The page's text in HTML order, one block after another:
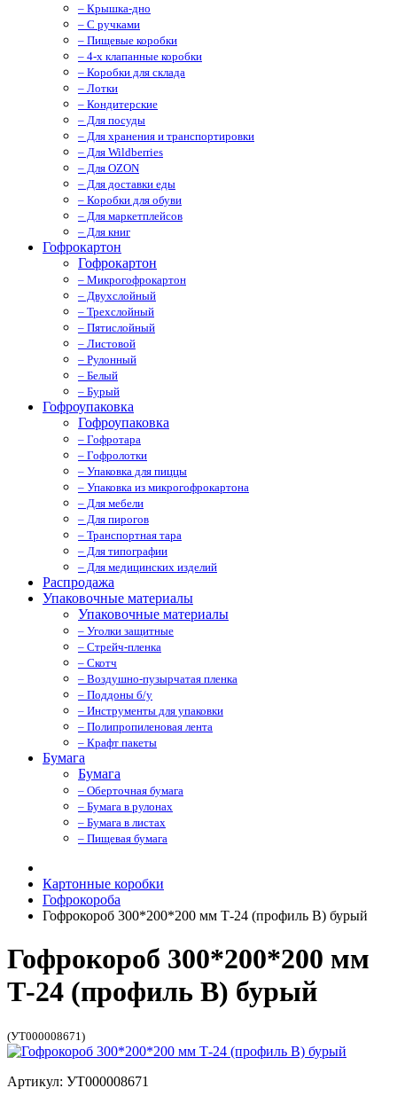
– Крышка-дно
– С ручками
– Пищевые коробки
– 4-х клапанные коробки
– Коробки для склада
– Лотки
– Кондитерские
– Для посуды
– Для хранения и транспортировки
– Для Wildberries
– Для OZON
– Для доставки еды
– Коробки для обуви
– Для маркетплейсов
– Для книг
Гофрокартон
Гофрокартон
– Микрогофрокартон
– Двухслойный
– Трехслойный
– Пятислойный
– Листовой
– Рулонный
– Белый
– Бурый
Гофроупаковка
Гофроупаковка
– Гофротара
– Гофролотки
– Упаковка для пиццы
– Упаковка из микрогофрокартона
– Для мебели
– Для пирогов
– Транспортная тара
– Для типографии
– Для медицинских изделий
Распродажа
Упаковочные материалы
Упаковочные материалы
– Уголки защитные
– Стрейч-пленка
– Скотч
– Воздушно-пузырчатая пленка
– Поддоны б/у
– Инструменты для упаковки
– Полипропиленовая лента
– Крафт пакеты
Бумага
Бумага
– Оберточная бумага
– Бумага в рулонах
– Бумага в листах
– Пищевая бумага
Картонные коробки
Гофрокороба
Гофрокороб 300*200*200 мм Т-24 (профиль B) бурый
Гофрокороб 300*200*200 мм
Т-24 (профиль B) бурый
(УТ000008671)
Артикул: УТ000008671